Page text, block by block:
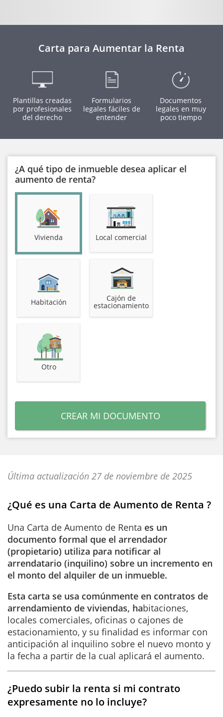
Carta para Aumentar la Renta
Plantillas creadas
por profesionales
del derecho
Formularios
legales fáciles de
entender
Documentos
legales en muy
poco tiempo
¿A qué tipo de inmueble desea aplicar el
aumento de renta?
Vivienda Local comercial
Habitación Cajón de
estacionamiento
Otro
CREAR MI DOCUMENTO
Última actualización 27 de noviembre de 2025
¿Qué es una Carta de Aumento de Renta ?
Una Carta de Aumento de Renta es un
documento formal que el arrendador
(propietario) utiliza para notificar al
arrendatario (inquilino) sobre un incremento en
el monto del alquiler de un inmueble.
Esta carta se usa comúnmente en contratos de
arrendamiento de viviendas, habitaciones,
locales comerciales, oficinas o cajones de
estacionamiento, y su finalidad es informar con
anticipación al inquilino sobre el nuevo monto y
la fecha a partir de la cual aplicará el aumento.
¿Puedo subir la renta si mi contrato
expresamente no lo incluye?